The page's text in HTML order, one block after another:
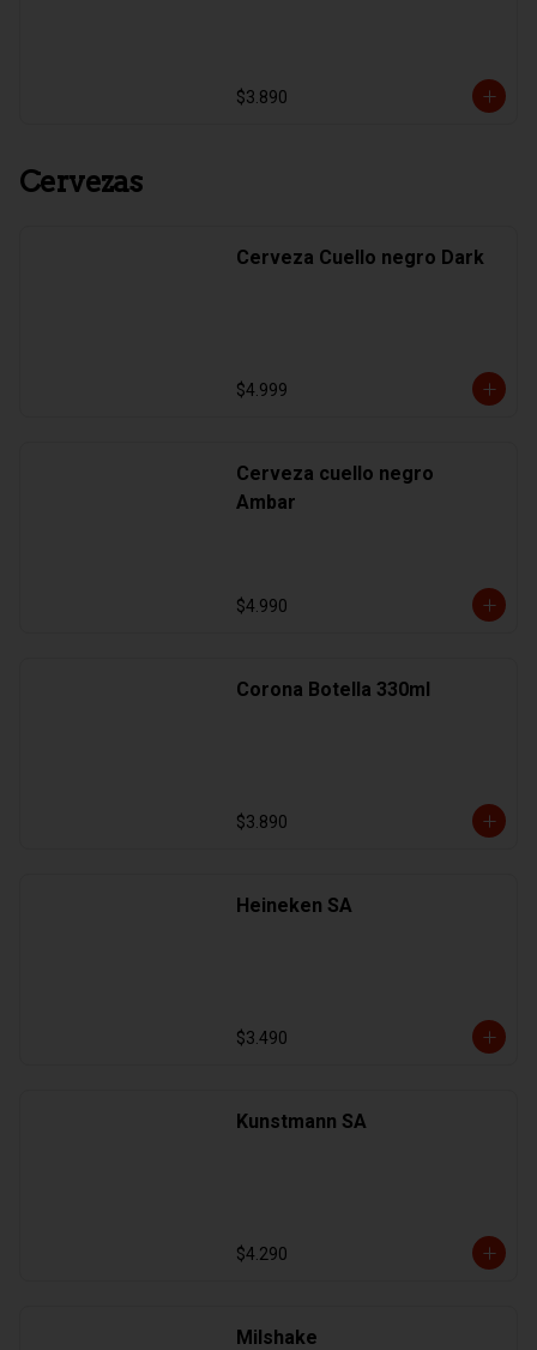
$3.890
Cervezas
Cerveza Cuello negro Dark
$4.999
Cerveza cuello negro
Ambar
$4.990
Corona Botella 330ml
$3.890
Heineken SA
$3.490
Kunstmann SA
$4.290
Milshake